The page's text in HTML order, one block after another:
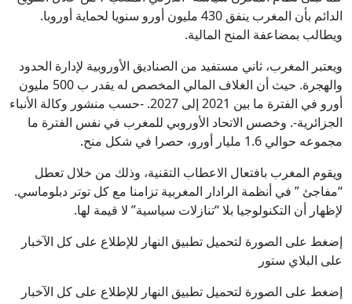
الدائم بأن المغرب ينفق 430 مليون أورو سنويا لحماية أوروبا.
ويطالب بمضاعفة المنح المالية.
ويعتبر المغرب، ثاني مستفيد من الصناديق الأوروبية لإدارة الحدود
والهجرة. حيث أن الغلاف المالي المخصص له يقدر ب 500 مليون
أورو في الفترة ما بين 2021 إلى 2027. -حسب منشور وكالة الأنباء
الجزائرية-. وخصس الاتحاد الأوروبي للمغرب في نفس الفترة ما
مجموعه حوالي 1.6 مليار أورو، حصرا في شكل منح.
ويقوم المغرب بافتعال الاعطاب التقنية، وذلك من خلال تعطل
“مفاجئ ” في أنظمة الرادار المغربية تزامنا مع كل توتر دبلوماسي.
لإظهار أن التكنولوجيا بلا “تنازلات سياسية” لا قيمة لها.
إضغط على الصورة لتحميل تطبيق النهار للإطلاع على كل الآخبار
على البلاي ستور
إضغط على الصورة لتحميل تطبيق النهار للإطلاع على كل الآخبار